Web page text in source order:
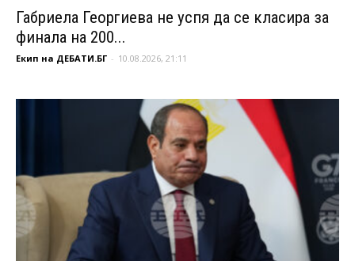
Габриела Георгиева не успя да се класира за
финала на 200...
Екип на ДЕБАТИ.БГ - 10.08.2026, 21:11